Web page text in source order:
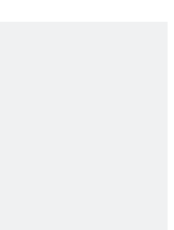
| petrol blue | Velikost: 2+